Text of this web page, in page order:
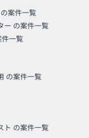
の案件一覧
ー の案件一覧
件一覧
の案件一覧
ト の案件一覧